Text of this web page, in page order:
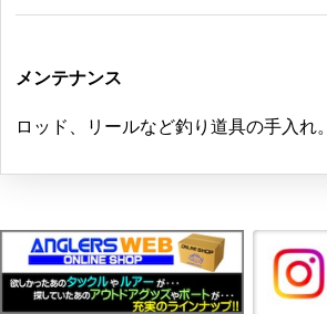
メンテナンス
ロッド、リールなど釣り道具の手入れ。